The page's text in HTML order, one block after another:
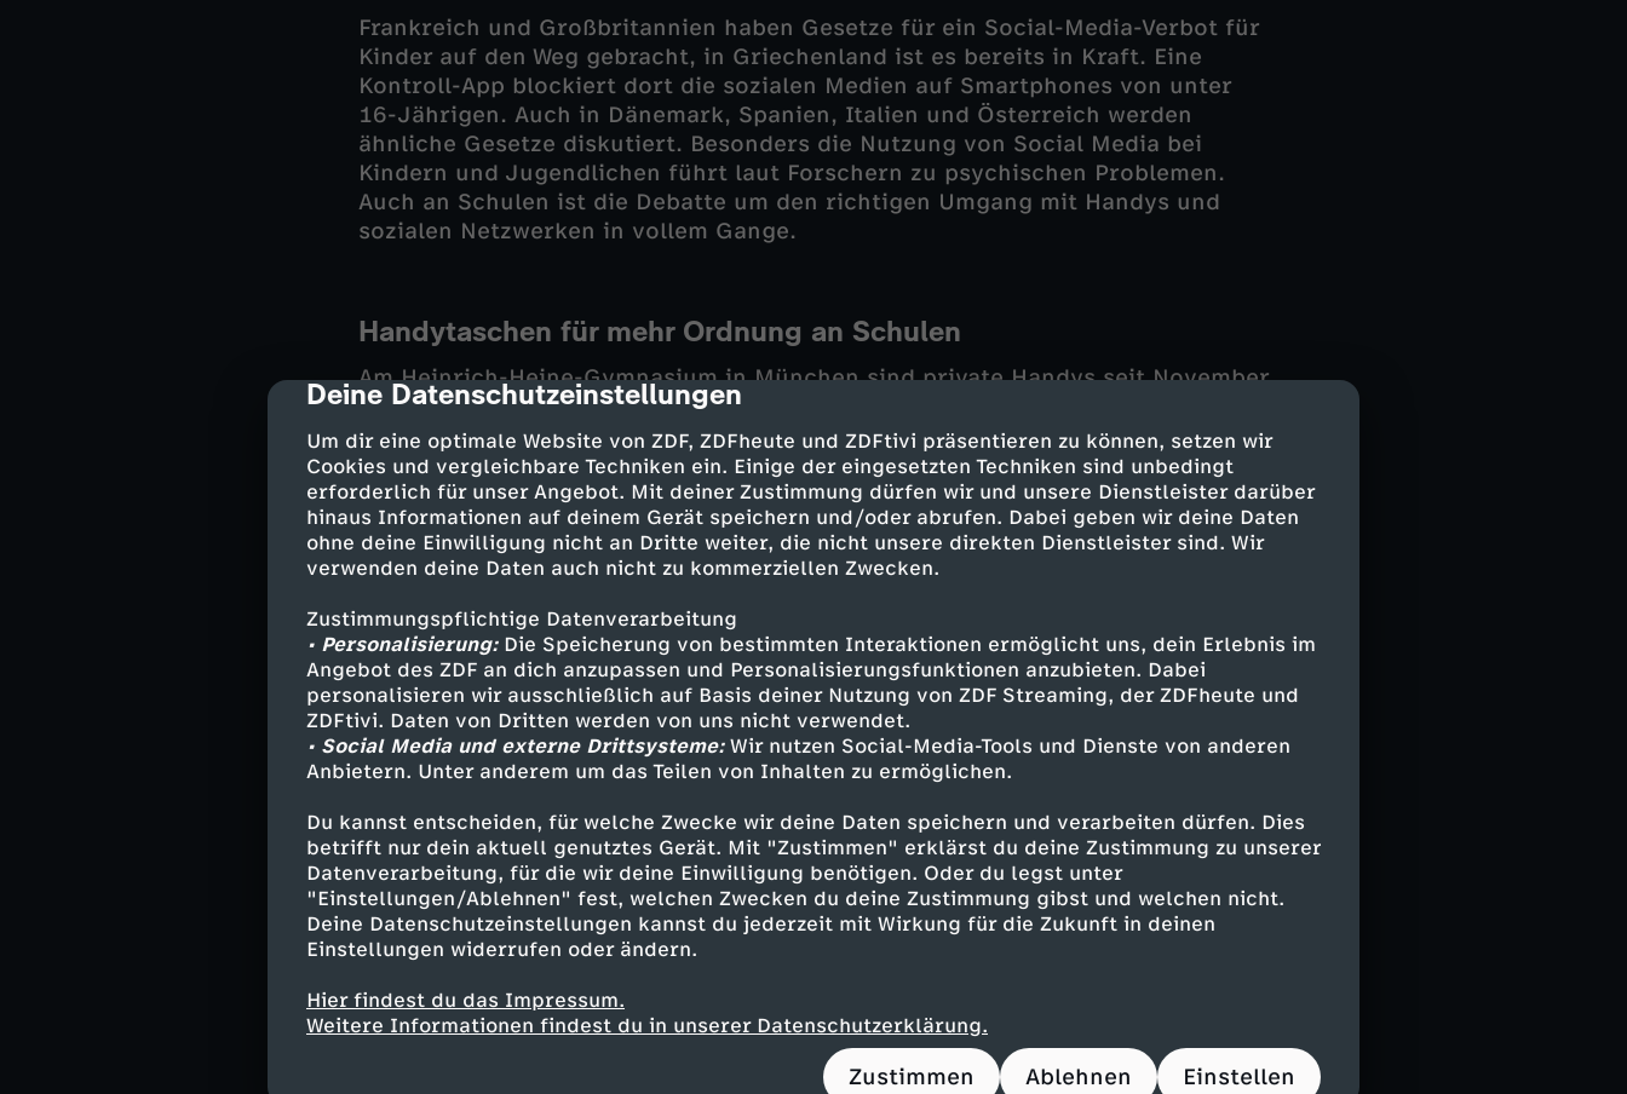
cmp-dialog-description
Deine Datenschutzeinstellungen
Um dir eine optimale Website von ZDF, ZDFheute und ZDFtivi präsentieren zu können, setzen wir
Cookies und vergleichbare Techniken ein. Einige der eingesetzten Techniken sind unbedingt
erforderlich für unser Angebot. Mit deiner Zustimmung dürfen wir und unsere Dienstleister darüber
hinaus Informationen auf deinem Gerät speichern und/oder abrufen. Dabei geben wir deine Daten
ohne deine Einwilligung nicht an Dritte weiter, die nicht unsere direkten Dienstleister sind. Wir
verwenden deine Daten auch nicht zu kommerziellen Zwecken.
Zustimmungspflichtige Datenverarbeitung
• Personalisierung:Die Speicherung von bestimmten Interaktionen ermöglicht uns, dein Erlebnis im
Angebot des ZDF an dich anzupassen und Personalisierungsfunktionen anzubieten. Dabei
personalisieren wir ausschließlich auf Basis deiner Nutzung von ZDF Streaming, der ZDFheute und
ZDFtivi. Daten von Dritten werden von uns nicht verwendet.
• Social Media und externe Drittsysteme:Wir nutzen Social-Media-Tools und Dienste von anderen
Anbietern. Unter anderem um das Teilen von Inhalten zu ermöglichen.
Du kannst entscheiden, für welche Zwecke wir deine Daten speichern und verarbeiten dürfen. Dies
betrifft nur dein aktuell genutztes Gerät. Mit "Zustimmen" erklärst du deine Zustimmung zu unserer
Datenverarbeitung, für die wir deine Einwilligung benötigen. Oder du legst unter
"Einstellungen/Ablehnen" fest, welchen Zwecken du deine Zustimmung gibst und welchen nicht.
Deine Datenschutzeinstellungen kannst du jederzeit mit Wirkung für die Zukunft in deinen
Einstellungen widerrufen oder ändern.
Hier findest du das Impressum.
Weitere Informationen findest du in unserer Datenschutzerklärung.
Zustimmen Ablehnen Einstellen
Frankreich und Großbritannien haben Gesetze für ein Social-Media-Verbot für
Kinder auf den Weg gebracht, in Griechenland ist es bereits in Kraft. Eine
Kontroll-App blockiert dort die sozialen Medien auf Smartphones von unter
16-Jährigen. Auch in Dänemark, Spanien, Italien und Österreich werden
ähnliche Gesetze diskutiert. Besonders die Nutzung von Social Media bei
Kindern und Jugendlichen führt laut Forschern zu psychischen Problemen.
Auch an Schulen ist die Debatte um den richtigen Umgang mit Handys und
sozialen Netzwerken in vollem Gange.
Handytaschen für mehr Ordnung an Schulen
Am Heinrich-Heine-Gymnasium in München sind private Handys seit November
während der Schulzeit verboten und werden in individuellen Handytaschen
weggeschlossen. Die Schule will so Ablenkung und Konflikte reduzieren, die
zuvor den Alltag stark belasteten. Lehrkräfte berichten von weniger Störungen
im Unterricht und mehr sozialem Miteinander in den Pausen. Viele
Schülerinnen und Schüler empfinden die Regelung jedoch als schwierig und
teilweise ungerecht. Obwohl sich die Handytaschen nicht vollständig sichern
lassen, zieht die Schulleitung insgesamt eine positive Bilanz, da deutlich
weniger Konflikte auftreten.
Gesprächsgast:Julia Brailovskaia, Forschungs- und Behandlungszentrum für
psychische Gesundheit (FBZ), Ruhr-Universität Bochum
Indien: Hoffnung durch Straßenschule
Seit acht Jahren unterrichtet der Polizist Than Singh in Neu-Delhi täglich rund
80 Kinder auf einem Parkplatz. Seine "Straßenschule“ bietet Kindern aus
armen Fami-lien Zugang zu Bildung, den sie sonst nicht hätten. Unterstützt
von freiwilligen Lehrkräften lernen sie Lesen, Schreiben und Rechnen – und
bekommen durch Spenden sowie einem kostenlosen Mittagessen wichtige
Unterstützung. Helferinnen und Rikscha-Fahrer tragen das Projekt mit, das
den Kindern eine realistische Chance auf ein Leben außerhalb der Slums